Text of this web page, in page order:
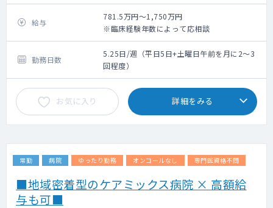
給与
781.5万円～1,750万円
※臨床経験年数によって応相談
勤務日数
5.25日/週（平日5日+土曜日午前を月に2～3
回程度）
お気に入り 詳細をみる
常勤 病院 ゆったり勤務 オンコールなし 専門医資格不問
■地域密着型のケアミックス病院 × 高額給
与も可■